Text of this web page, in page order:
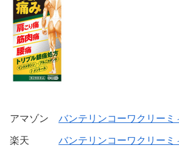
アマゾン バンテリンコーワクリーミ
楽天 バンテリンコーワクリーミ